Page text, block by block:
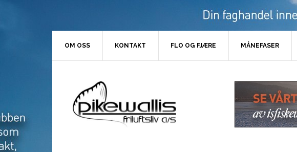
OM OSS KONTAKT FLO OG FJÆRE MÅNEFASER